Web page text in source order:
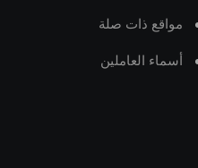
مواقع ذات صلة
أسماء العاملين